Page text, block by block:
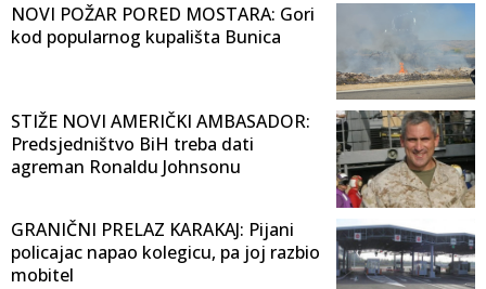
NOVI POŽAR PORED MOSTARA: Gori
kod popularnog kupališta Bunica
STIŽE NOVI AMERIČKI AMBASADOR:
Predsjedništvo BiH treba dati
agreman Ronaldu Johnsonu
GRANIČNI PRELAZ KARAKAJ: Pijani
policajac napao kolegicu, pa joj razbio
mobitel